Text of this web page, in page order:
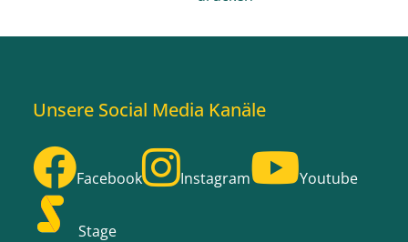
Unsere Social Media Kanäle
Facebook Instagram Youtube
Stage